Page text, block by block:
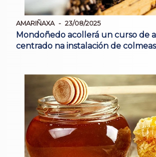
AMARIÑAXA 23/08/2025
Mondoñedo acollerá un curso de
centrado na instalación de colmeas